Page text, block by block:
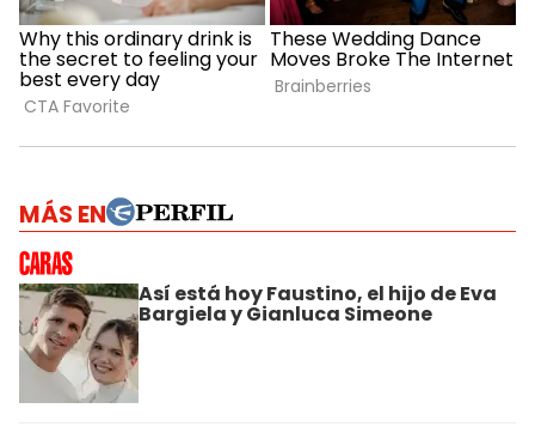
MÁS EN
Así está hoy Faustino, el hijo de Eva
Bargiela y Gianluca Simeone